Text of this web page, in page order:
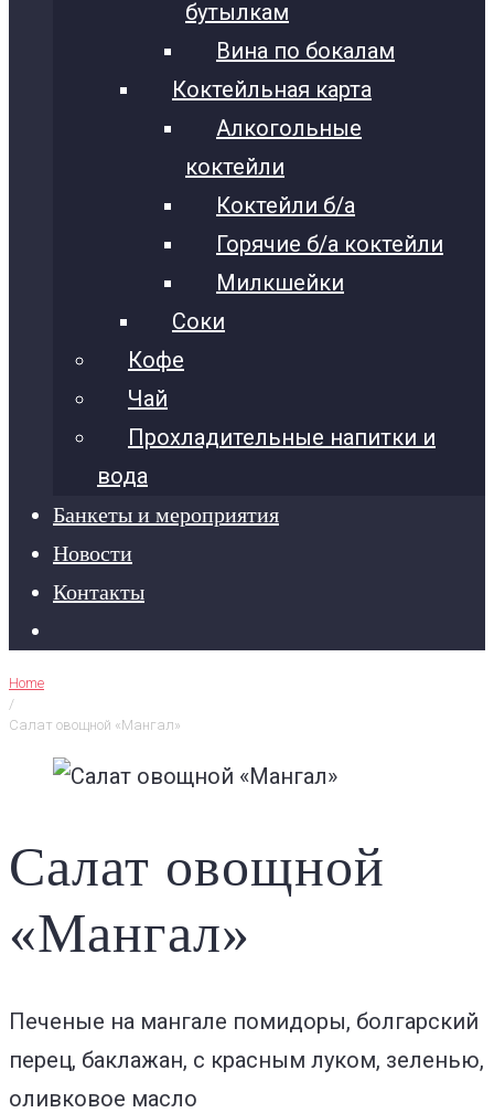
бутылкам
Вина по бокалам
Коктейльная карта
Алкогольные
коктейли
Коктейли б/а
Горячие б/а коктейли
Милкшейки
Соки
Кофе
Чай
Прохладительные напитки и
вода
Банкеты и мероприятия
Новости
Контакты
Home
/
Салат овощной «Мангал»
Салат овощной
«Мангал»
Печеные на мангале помидоры, болгарский
перец, баклажан, с красным луком, зеленью,
оливковое масло